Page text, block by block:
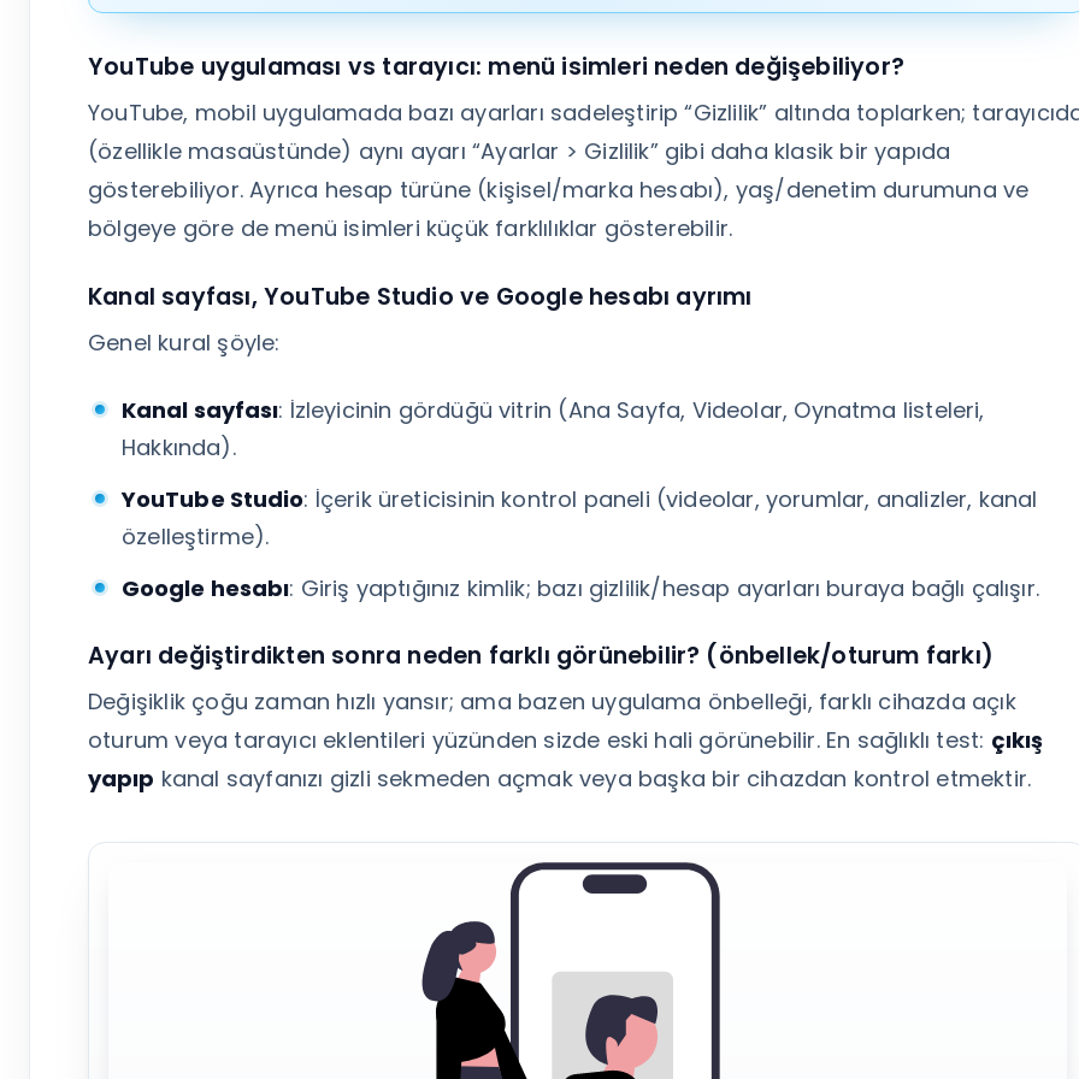
YouTube uygulaması vs tarayıcı: menü isimleri neden değişebiliyor?
YouTube, mobil uygulamada bazı ayarları sadeleştirip “Gizlilik” altında toplarken;
(özellikle masaüstünde) aynı ayarı “Ayarlar > Gizlilik” gibi daha klasik bir yapıda
gösterebiliyor. Ayrıca hesap türüne (kişisel/marka hesabı), yaş/denetim durumuna ve
bölgeye göre de menü isimleri küçük farklılıklar gösterebilir.
Kanal sayfası, YouTube Studio ve Google hesabı ayrımı
Genel kural şöyle:
Kanal sayfası: İzleyicinin gördüğü vitrin (Ana Sayfa, Videolar, Oynatma listeleri,
Hakkında).
YouTube Studio: İçerik üreticisinin kontrol paneli (videolar, yorumlar, analizler, kanal
özelleştirme).
Google hesabı: Giriş yaptığınız kimlik; bazı gizlilik/hesap ayarları buraya bağlı çalışır.
Ayarı değiştirdikten sonra neden farklı görünebilir? (önbellek/oturum farkı)
Değişiklik çoğu zaman hızlı yansır; ama bazen uygulama önbelleği, farklı cihazda açık
oturum veya tarayıcı eklentileri yüzünden sizde eski hali görünebilir. En sağlıklı test: çıkış
yapıp kanal sayfanızı gizli sekmeden açmak veya başka bir cihazdan kontrol etmektir.